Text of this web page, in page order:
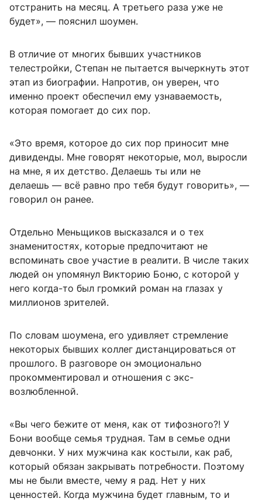
отстранить на месяц. А третьего раза уже не
будет», — пояснил шоумен.
В отличие от многих бывших участников
телестройки, Степан не пытается вычеркнуть этот
этап из биографии. Напротив, он уверен, что
именно проект обеспечил ему узнаваемость,
которая помогает до сих пор.
«Это время, которое до сих пор приносит мне
дивиденды. Мне говорят некоторые, мол, выросли
на мне, я их детство. Делаешь ты или не
делаешь — всё равно про тебя будут говорить», —
говорил он ранее.
Отдельно Меньщиков высказался и о тех
знаменитостях, которые предпочитают не
вспоминать свое участие в реалити. В числе таких
людей он упомянул Викторию Боню, с которой у
него когда-то был громкий роман на глазах у
миллионов зрителей.
По словам шоумена, его удивляет стремление
некоторых бывших коллег дистанцироваться от
прошлого. В разговоре он эмоционально
прокомментировал и отношения с экс-
возлюбленной.
«Вы чего бежите от меня, как от тифозного?! У
Бони вообще семья трудная. Там в семье одни
девчонки. У них мужчина как костыли, как раб,
который обязан закрывать потребности. Поэтому
мы не были вместе, чему я рад. Нет у них
ценностей. Когда мужчина будет главным, то и